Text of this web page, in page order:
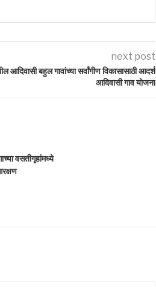
next post
आदिवासी बहुल गावांच्या सर्वांगीण विकासासाठी आदर्श
आदिवासी गाव योजना
वसतीगृहांमध्ये